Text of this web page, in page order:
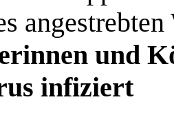
angestrebten
und
infiziert